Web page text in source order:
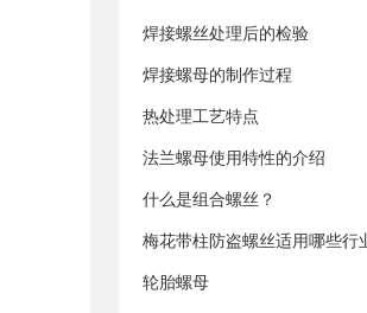
焊接螺丝处理后的检验
焊接螺母的制作过程
热处理工艺特点
法兰螺母使用特性的介绍
什么是组合螺丝？
梅花带柱防盗螺丝适用哪些行
轮胎螺母